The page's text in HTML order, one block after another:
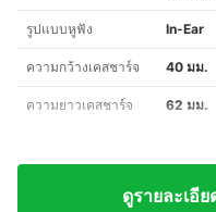
รูปแบบหูฟัง In-Ear
ความกว้างเคสชาร์จ 40 มม.
ความยาวเคสชาร์จ 62 มม.
ดูรายละเอี